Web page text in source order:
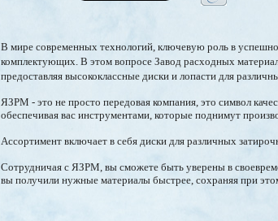
В мире современных технологий, ключевую роль в
комплектующих. В этом вопросе Завод расходных
предоставляя высококлассные диски и лопасти для
ЯЗРМ - это не просто передовая компания, это символ
обеспечивая вас инструментами, которые поднимут
Ассортимент включает в себя диски для различных
Сотрудничая с ЯЗРМ, вы сможете быть уверены в
вы получили нужные материалы быстрее, сохраняя при